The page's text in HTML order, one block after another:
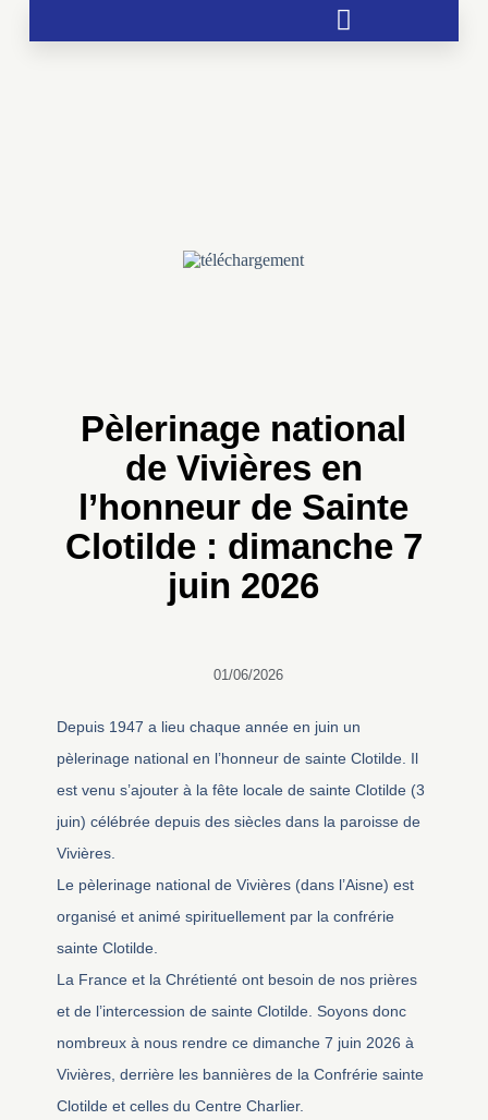
Pèlerinage national
de Vivières en
l’honneur de Sainte
Clotilde : dimanche 7
juin 2026
01/06/2026
Depuis 1947 a lieu chaque année en juin un
pèlerinage national en l’honneur de sainte Clotilde. Il
est venu s’ajouter à la fête locale de sainte Clotilde (3
juin) célébrée depuis des siècles dans la paroisse de
Vivières.
Le pèlerinage national de Vivières (dans l’Aisne) est
organisé et animé spirituellement par la confrérie
sainte Clotilde.
La France et la Chrétienté ont besoin de nos prières
et de l’intercession de sainte Clotilde. Soyons donc
nombreux à nous rendre ce dimanche 7 juin 2026 à
Vivières, derrière les bannières de la Confrérie sainte
Clotilde et celles du Centre Charlier.